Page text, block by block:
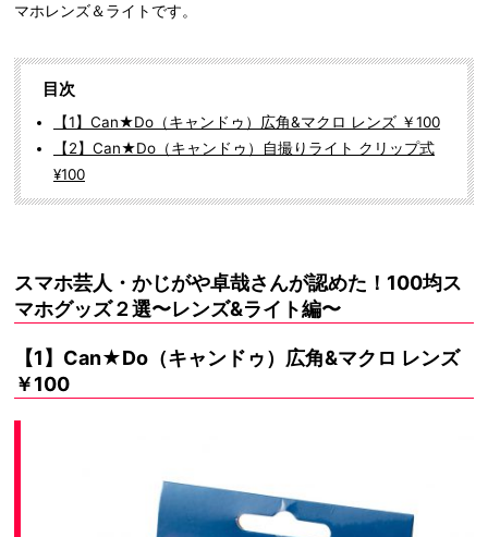
マホレンズ＆ライトです。
目次
【1】Can★Do（キャンドゥ）広角&マクロ レンズ ￥100
【2】Can★Do（キャンドゥ）自撮りライト クリップ式
¥100
スマホ芸人・かじがや卓哉さんが認めた！100均ス
マホグッズ２選〜レンズ&ライト編〜
【1】Can★Do（キャンドゥ）広角&マクロ レンズ
￥100